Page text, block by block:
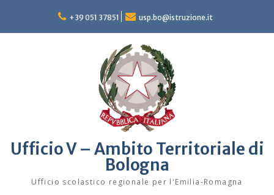
content
+39 051 37851 usp.bo@istruzione.it
Ufficio V – Ambito Territoriale di
Bologna
Ufficio scolastico regionale per l'Emilia-Romagna